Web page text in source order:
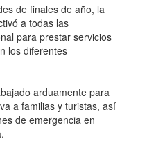
de finales de año, la
a todas las
para prestar servicios
los diferentes
arduamente para
a familias y turistas, así
de emergencia en